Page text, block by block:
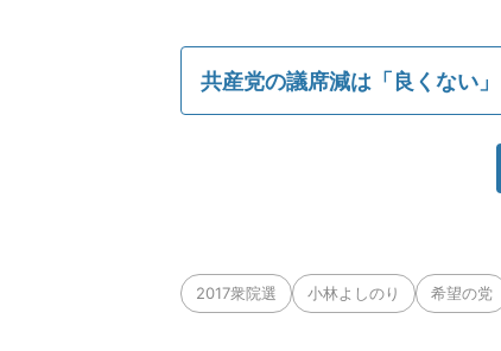
共産党の議席減は「良くない」
2017衆院選 小林よしのり 希望の党